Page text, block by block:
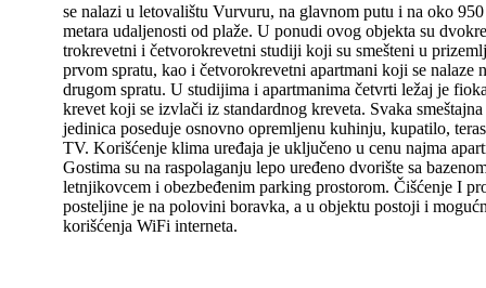
se nalazi u letovalištu Vurvuru, na glavnom putu i na oko 950
metara udaljenosti od plaže. U ponudi ovog objekta su
trokrevetni i četvorokrevetni studiji koji su smešteni u
prvom spratu, kao i četvorokrevetni apartmani koji se nalaze
drugom spratu. U studijima i apartmanima četvrti ležaj je
krevet koji se izvlači iz standardnog kreveta. Svaka smeštajna
jedinica poseduje osnovno opremljenu kuhinju, kupatilo,
TV. Korišćenje klima uređaja je uključeno u cenu najma
Gostima su na raspolaganju lepo uređeno dvorište sa
letnjikovcem i obezbeđenim parking prostorom. Čišćenje I
posteljine je na polovini boravka, a u objektu postoji i
korišćenja WiFi interneta.